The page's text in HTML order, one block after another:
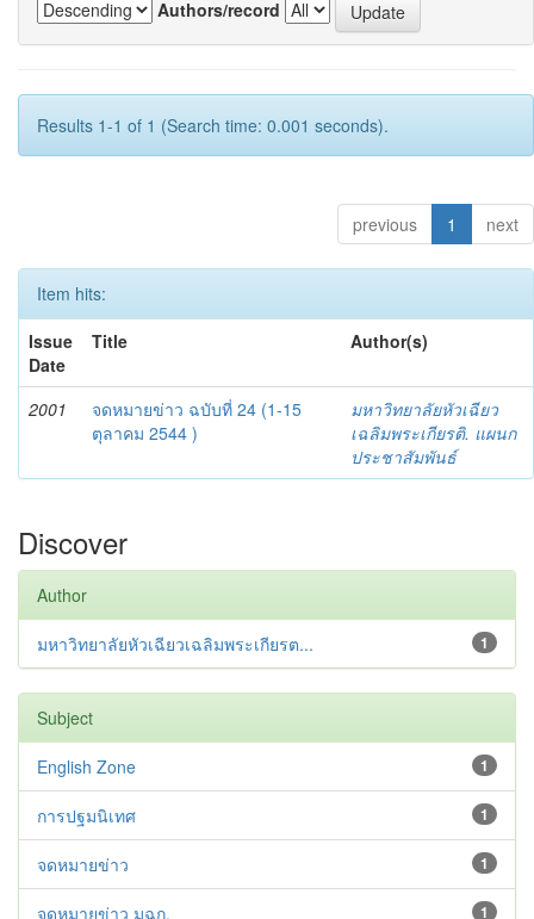
Authors/record
Results 1-1 of 1 (Search time: 0.001 seconds).
previous 1 next
Item hits:
Issue
Date
Title Author(s)
2001
จดหมายข่าว ฉบับที่ 24 (1-15
ตุลาคม 2544 )
มหาวิทยาลัยหัวเฉียว
เฉลิมพระเกียรติ. แผนก
ประชาสัมพันธ์
Discover
Author
1
มหาวิทยาลัยหัวเฉียวเฉลิมพระเกียรต...
Subject
1
English Zone
1
การปฐมนิเทศ
1
จดหมายข่าว
1
จดหมายข่าว มฉก.